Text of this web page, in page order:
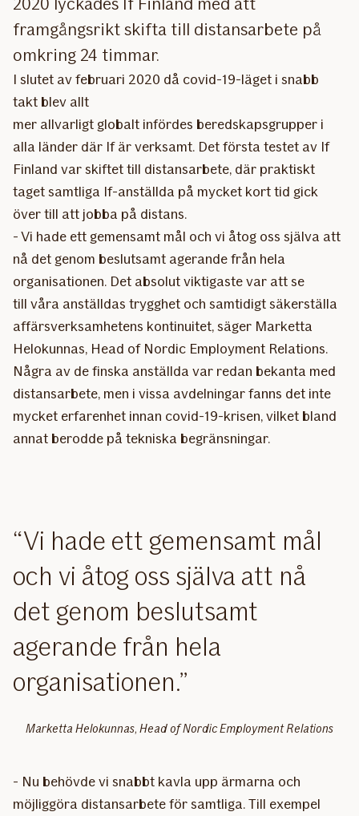
framgångsrikt skifta till distansarbete på
omkring 24 timmar.
I slutet av februari 2020 då covid-19-läget i snabb
takt blev allt
mer allvarligt globalt infördes beredskapsgrupper i
alla länder där If är verksamt. Det första testet av If
Finland var skiftet till distansarbete, där praktiskt
taget samtliga If-anställda på mycket kort tid gick
över till att jobba på distans.
- Vi hade ett gemensamt mål och vi åtog oss själva att
nå det genom beslutsamt agerande från hela
organisationen. Det absolut viktigaste var att se
till våra anställdas trygghet och samtidigt säkerställa
affärsverksamhetens kontinuitet, säger Marketta
Helokunnas, Head of Nordic Employment Relations.
Några av de finska anställda var redan bekanta med
distansarbete, men i vissa avdelningar fanns det inte
mycket erfarenhet innan covid-19-krisen, vilket bland
annat berodde på tekniska begränsningar.
Vi hade ett gemensamt mål
och vi åtog oss själva att nå
det genom beslutsamt
agerande från hela
organisationen.
Marketta Helokunnas, Head of Nordic Employment Relations
- Nu behövde vi snabbt kavla upp ärmarna och
möjliggöra distansarbete för samtliga. Till exempel